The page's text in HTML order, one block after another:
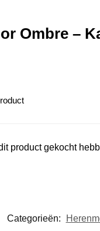
Ombre –
product gekocht
Categorieën: